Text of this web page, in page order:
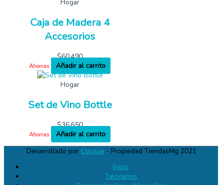
Hogar
Caja de Madera 4
Accesorios
$60,490
Ahorras
Añadir al carrito
Hogar
Set de Vino Bottle
$36,650
Ahorras
Añadir al carrito
Desarrollado por Colguia - Propiedad TiendasMg 2021
Inicio
Talonarios